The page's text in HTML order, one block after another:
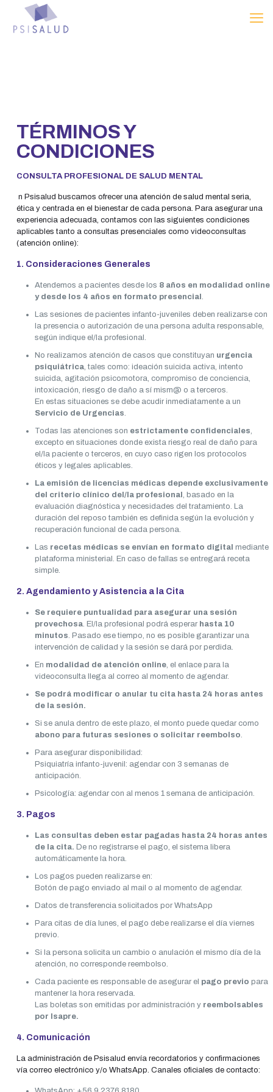
TÉRMINOS Y
CONDICIONES
CONSULTA PROFESIONAL DE SALUD MENTAL
n Psisalud buscamos ofrecer una atención de salud mental seria,
ética y centrada en el bienestar de cada persona. Para asegurar una
experiencia adecuada, contamos con las siguientes condiciones
aplicables tanto a consultas presenciales como videoconsultas
(atención online):
1. Consideraciones Generales
Atendemos a pacientes desde los 8 años en modalidad online
y desde los 4 años en formato presencial .
Las sesiones de pacientes infanto-juveniles deben realizarse con
la presencia o autorización de una persona adulta responsable,
según indique el/la profesional.
No realizamos atención de casos que constituyan urgencia
psiquiátrica, tales como: ideación suicida activa, intento
suicida, agitación psicomotora, compromiso de conciencia,
intoxicación, riesgo de daño a sí mism@ o a terceros.
En estas situaciones se debe acudir inmediatamente a un
Servicio de Urgencias.
Todas las atenciones son estrictamente confidenciales,
excepto en situaciones donde exista riesgo real de daño para
el/la paciente o terceros, en cuyo caso rigen los protocolos
éticos y legales aplicables.
La emisión de licencias médicas depende exclusivamente
del criterio clínico del/la profesional , basado en la
evaluación diagnóstica y necesidades del tratamiento. La
duración del reposo también es definida según la evolución y
recuperación funcional de cada persona.
Las recetas médicas se envían en formato digital mediante
plataforma ministerial. En caso de fallas se entregará receta
simple.
2. Agendamiento y Asistencia a la Cita
Se requiere puntualidad para asegurar una sesión
provechosa. El/la profesional podrá esperar hasta 10
minutos. Pasado ese tiempo, no es posible garantizar una
intervención de calidad y la sesión se dará por perdida.
En modalidad de atención online, el enlace para la
videoconsulta llega al correo al momento de agendar.
Se podrá modificar o anular tu cita hasta 24 horas antes
de la sesión.
Si se anula dentro de este plazo, el monto puede quedar como
abono para futuras sesiones o solicitar reembolso.
Para asegurar disponibilidad:
Psiquiatría infanto-juvenil: agendar con 3 semanas de
anticipación.
Psicología: agendar con al menos 1 semana de anticipación.
3. Pagos
Las consultas deben estar pagadas hasta 24 horas antes
de la cita. De no registrarse el pago, el sistema libera
automáticamente la hora.
Los pagos pueden realizarse en:
Botón de pago enviado al mail o al momento de agendar.
Datos de transferencia solicitados por WhatsApp
Para citas de día lunes, el pago debe realizarse el día viernes
previo.
Si la persona solicita un cambio o anulación el mismo día de la
atención, no corresponde reembolso.
Cada paciente es responsable de asegurar el pago previo para
mantener la hora reservada.
Las boletas son emitidas por administración y reembolsables
por Isapre.
4. Comunicación
La administración de Psisalud envía recordatorios y confirmaciones
vía correo electrónico y/o WhatsApp. Canales oficiales de contacto: